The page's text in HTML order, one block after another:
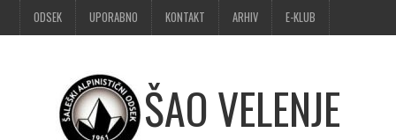
ODSEK UPORABNO KONTAKT ARHIV E-KLUB
ŠAO VELENJE